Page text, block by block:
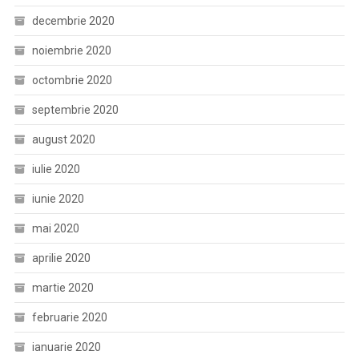
decembrie 2020
noiembrie 2020
octombrie 2020
septembrie 2020
august 2020
iulie 2020
iunie 2020
mai 2020
aprilie 2020
martie 2020
februarie 2020
ianuarie 2020